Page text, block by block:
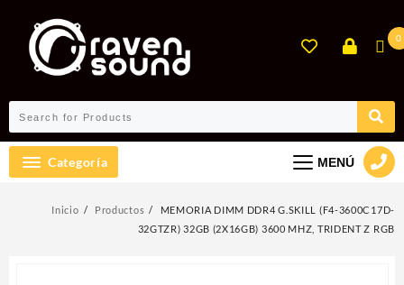
contenido
0
Categoría MENÚ
Inicio Productos
MEMORIA DIMM DDR4 G.SKILL (F4-3600C17D-
32GTZR) 32GB (2X16GB) 3600 MHZ, TRIDENT Z RGB